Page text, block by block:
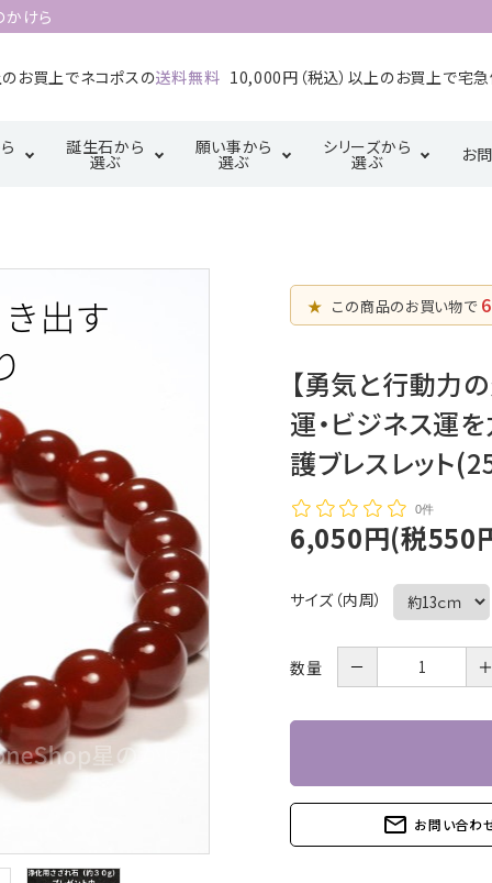
けら
お買上でネコポスの送料無料 10,000円（税込）以上のお買上で宅
誕生石から
選ぶ
6月誕生石
願い事から
選ぶ
恋愛・結婚・愛情 幸運系
シリーズから
選ぶ
和】
智】
お
★ この商品のお買い物で
【勇気と行動力
運・ビジネス運
護ブレスレット
0件
6,050円(税550
サイズ（内周）
数量 － ＋
mail_outline お問い合わ